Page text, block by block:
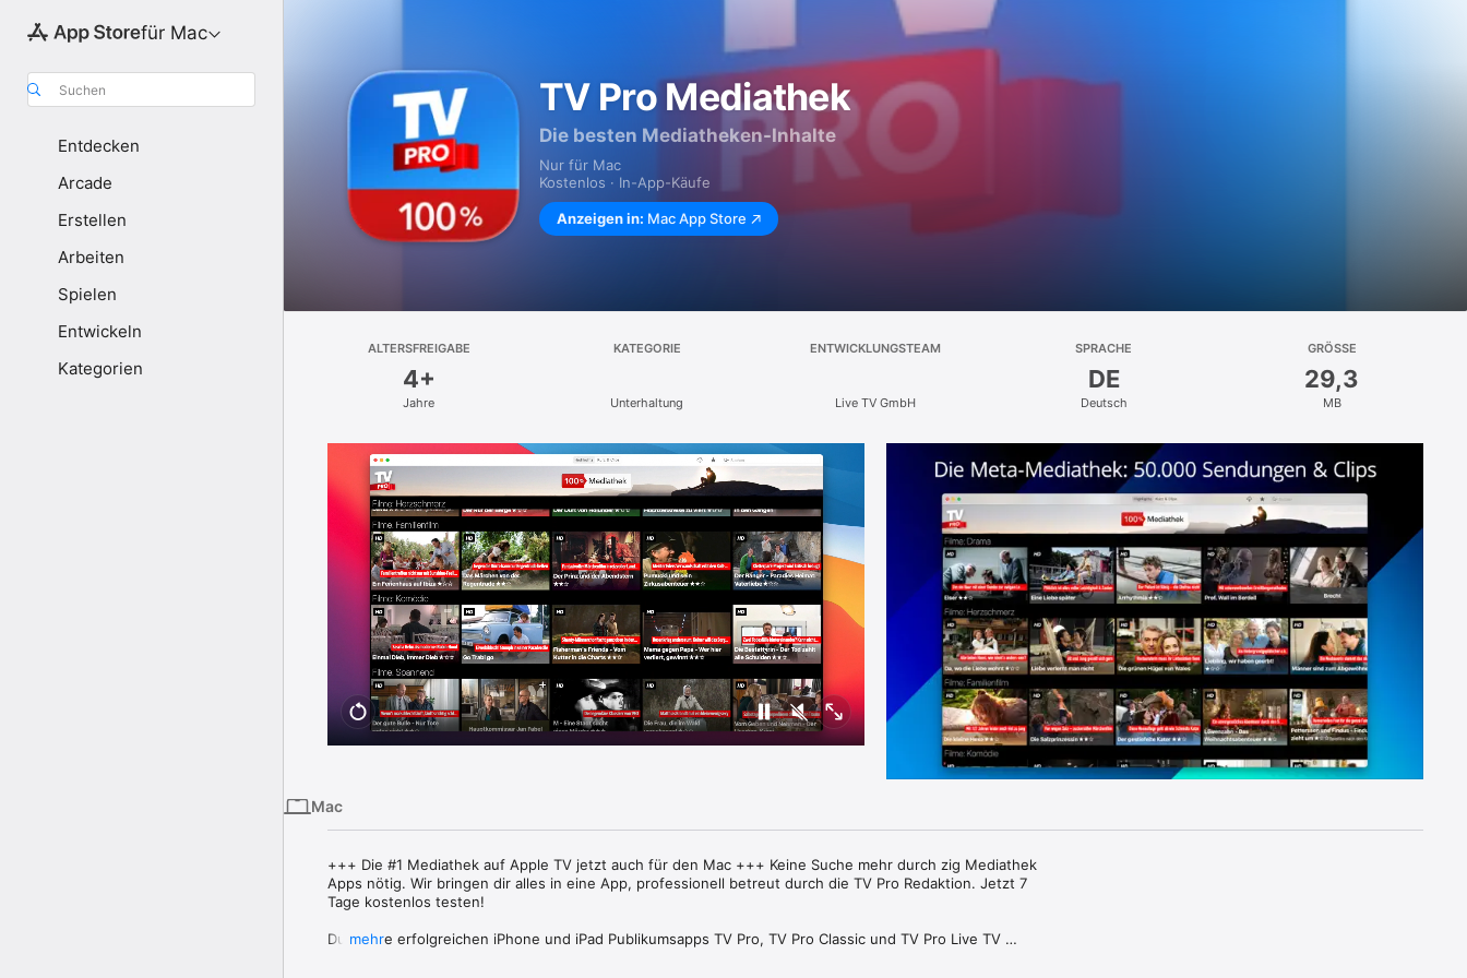
für Mac
Suchen
Entdecken
Arcade
Erstellen
Arbeiten
Spielen
Entwickeln
Kategorien
TV Pro Mediathek
Die besten Mediatheken-Inhalte
Nur für Mac
Kostenlos · In-App-Käufe
Anzeigen in: Mac App Store
ALTERSFREIGABE
4+
Jahre
KATEGORIE
Unterhaltung
ENTWICKLUNGSTEAM
Live TV GmbH
SPRACHE
DE
Deutsch
GRÖSSE
29,3
MB
Mac
+++ Die #1 Mediathek auf Apple TV jetzt auch für den Mac +++ Keine Suche mehr durch zig Mediathek
Apps nötig. Wir bringen dir alles in eine App, professionell betreut durch die TV Pro Redaktion. Jetzt 7
Tage kostenlos testen!
Durch die erfolgreichen iPhone und iPad Publikumsapps TV Pro, TV Pro Classic und TV Pro Live TV
mehr